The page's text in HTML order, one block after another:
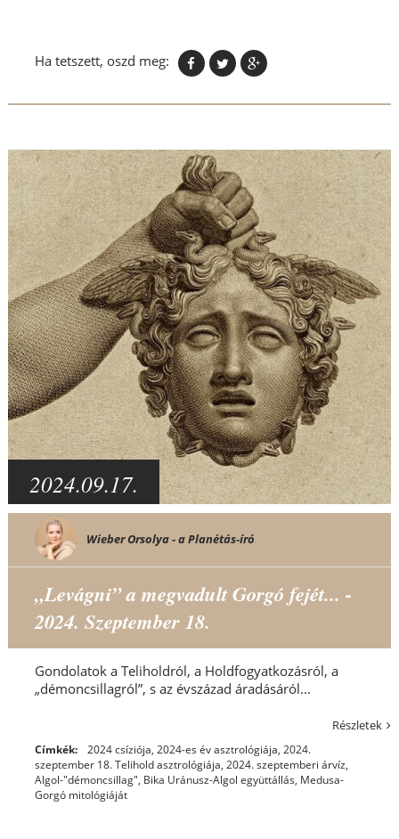
Ha tetszett, oszd meg:
2024.09.17.
Wieber Orsolya - a Planétás-író
„Levágni” a megvadult Gorgó fejét... -
2024. Szeptember 18.
Gondolatok a Teliholdról, a Holdfogyatkozásról, a
„démoncsillagról”, s az évszázad áradásáról...
Részletek
Címkék: 2024 csíziója, 2024-es év asztrológiája, 2024.
szeptember 18. Telihold asztrológiája, 2024. szeptemberi árvíz,
Algol-"démoncsillag", Bika Uránusz-Algol együttállás, Medusa-
Gorgó mitológiáját